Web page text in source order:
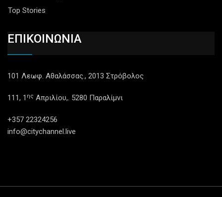
Top Stories
ΕΠΙΚΟΙΝΩΝΙΑ
101 Λεωφ. Αθαλάσσας., 2013 Στρόβολος
111, 1 ης Απριλίου,. 5280 Παραλίμνι
+357 22324256
info@citychannel.live